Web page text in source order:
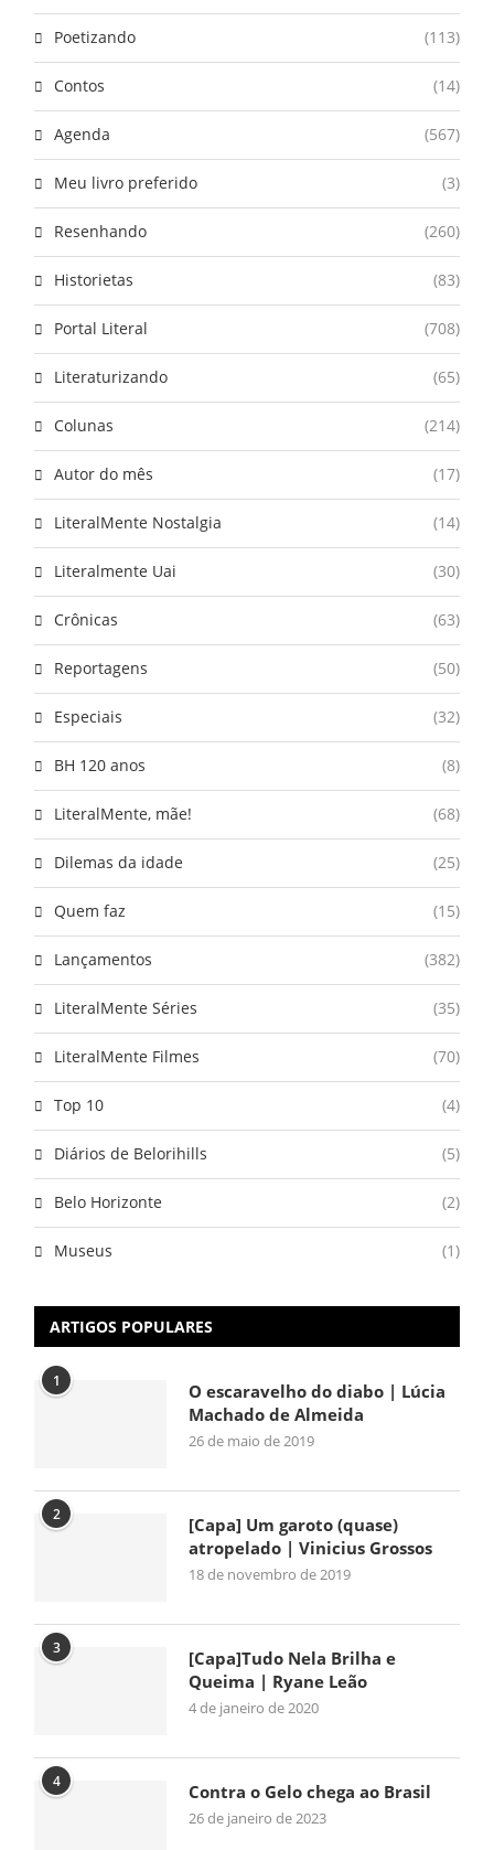
Poetizando (113)
Contos (14)
Agenda (567)
Meu livro preferido (3)
Resenhando (260)
Historietas (83)
Portal Literal (708)
Literaturizando (65)
Colunas (214)
Autor do mês (17)
LiteralMente Nostalgia (14)
Literalmente Uai (30)
Crônicas (63)
Reportagens (50)
Especiais (32)
BH 120 anos (8)
LiteralMente, mãe! (68)
Dilemas da idade (25)
Quem faz (15)
Lançamentos (382)
LiteralMente Séries (35)
LiteralMente Filmes (70)
Top 10 (4)
Diários de Belorihills (5)
Belo Horizonte (2)
Museus (1)
ARTIGOS POPULARES
1
O escaravelho do diabo | Lúcia
Machado de Almeida
26 de maio de 2019
2
[Capa] Um garoto (quase)
atropelado | Vinicius Grossos
18 de novembro de 2019
3
[Capa]Tudo Nela Brilha e
Queima | Ryane Leão
4 de janeiro de 2020
4 Contra o Gelo chega ao Brasil
26 de janeiro de 2023